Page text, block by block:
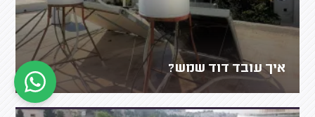
איך עובד דוד שמש?